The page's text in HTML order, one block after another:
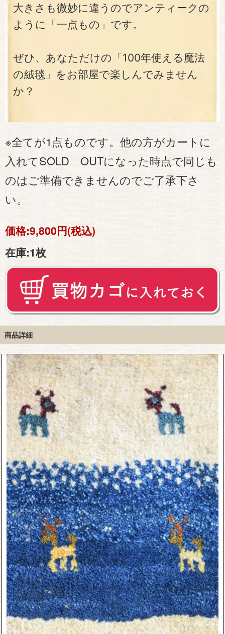
大きさも微妙に違うのでアンティークの
ように「一点もの」です。
ぜひ、あなただけの「100年使える魔法
の絨毯」をお部屋で楽しんでみません
か？
※全てが1点ものです。他の方がカートに
入れてSOLD OUTになった時点で同じも
のはご準備できませんのでご了承下さ
い。
価格:9,800円(税込)
在庫:1枚
商品詳細